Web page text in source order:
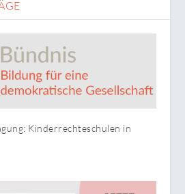
Kinderrechteschulen in